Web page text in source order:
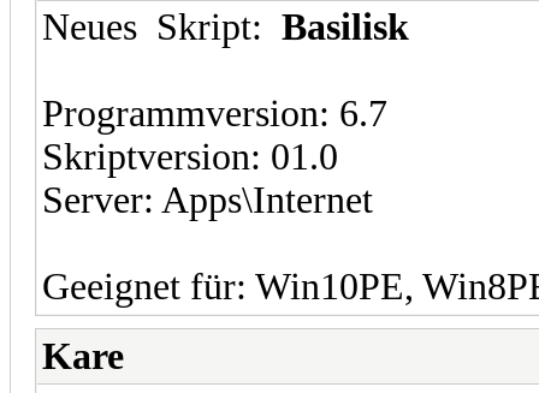
Neues Skript: Basilisk
Programmversion: 6.7
Skriptversion: 01.0
Server: Apps\Internet
Geeignet für: Win10PE,
Kare